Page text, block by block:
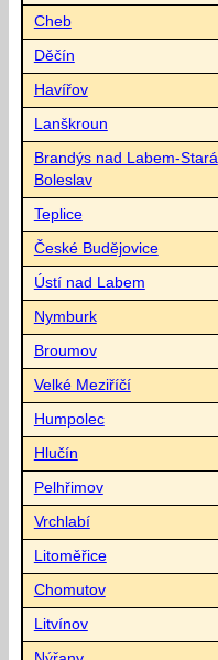
Cheb
Děčín
Havířov
Lanškroun
Brandýs nad Labem-Stará
Boleslav
Teplice
České Budějovice
Ústí nad Labem
Nymburk
Broumov
Velké Meziříčí
Humpolec
Hlučín
Pelhřimov
Vrchlabí
Litoměřice
Chomutov
Litvínov